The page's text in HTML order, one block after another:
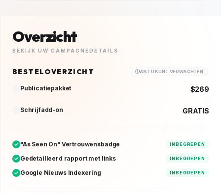
Overzicht
BEKIJK UW CAMPAGNEDETAILS
BESTELOVERZICHT WAT U KUNT VERWACHTEN
Publicatiepakket $269
Schrijfadd-on GRATIS
"As Seen On" Vertrouwensbadge INBEGREPEN
Gedetailleerd rapport met links INBEGREPEN
Google Nieuws Indexering INBEGREPEN